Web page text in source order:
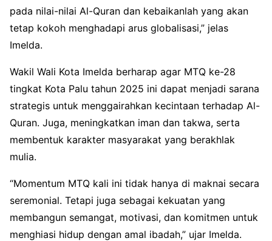
pada nilai-nilai Al-Quran dan kebaikanlah yang akan
tetap kokoh menghadapi arus globalisasi,” jelas
Imelda.
Wakil Wali Kota Imelda berharap agar MTQ ke-28
tingkat Kota Palu tahun 2025 ini dapat menjadi sarana
strategis untuk menggairahkan kecintaan terhadap Al-
Quran. Juga, meningkatkan iman dan takwa, serta
membentuk karakter masyarakat yang berakhlak
mulia.
“Momentum MTQ kali ini tidak hanya di maknai secara
seremonial. Tetapi juga sebagai kekuatan yang
membangun semangat, motivasi, dan komitmen untuk
menghiasi hidup dengan amal ibadah,” ujar Imelda.